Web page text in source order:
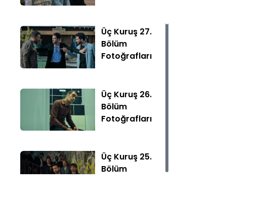
kadar ağır bir şekilde ödemek zorunda kalır.
Üç Kuruş 27.
Bölüm
Fotoğrafları
Üç Kuruş 26.
Bölüm
Fotoğrafları
Üç Kuruş 25.
Bölüm